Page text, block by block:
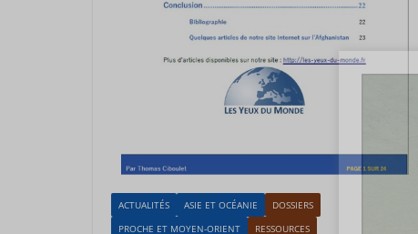
ACTUALITÉS ASIE ET OCÉANIE
DOSSIERS
PROCHE ET MOYEN-ORIENT
RESSOURCES